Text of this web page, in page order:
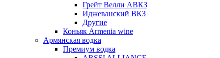
Грейт Велли АВКЗ
Иджеванский ВКЗ
Другие
Коньяк Armenia wine
Армянская водка
Премиум водка